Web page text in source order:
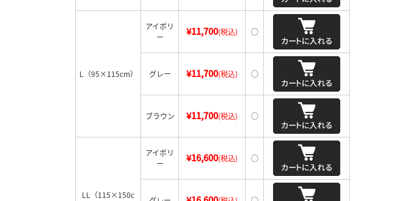
L（95×115cm）
アイボリ
ー
¥11,700(税込) ○
グレー ¥11,700(税込) ○
ブラウン ¥11,700(税込) ○
LL（115×150c
アイボリ
ー
¥16,600(税込) ○